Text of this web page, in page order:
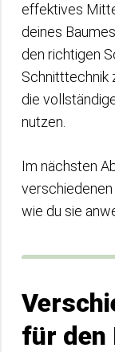
effektives
deines
den richtigen
Schnitttechnik
die
nutzen.
Im nächsten
wie du sie
für den